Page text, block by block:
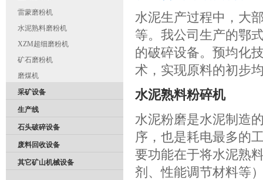
雷蒙磨粉机
水泥熟料磨粉机
XZM超细磨粉机
矿石磨粉机
磨煤机
采矿设备
生产线
石头破碎设备
废料回收设备
其它矿山机械设备
水泥生产过程中，大
等。我公司生产的鄂
的破碎设备。预均化
术，实现原料的初步
水泥熟料粉碎机
水泥粉磨是水泥制造
序，也是耗电最多的
要功能在于将水泥熟
剂、性能调节材料等